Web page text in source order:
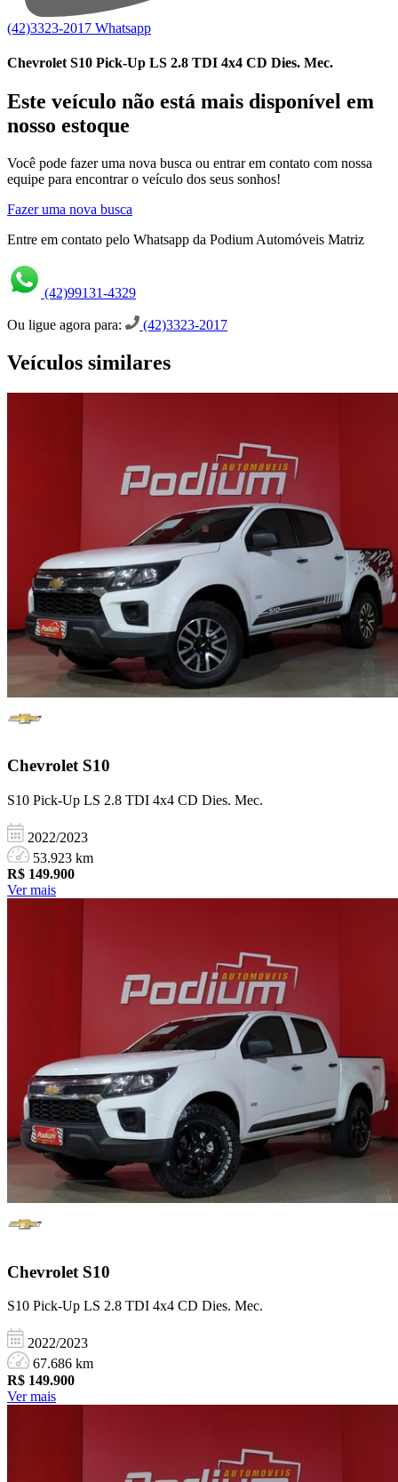
(42)3323-2017 Whatsapp
Chevrolet S10 Pick-Up LS 2.8 TDI 4x4 CD Dies. Mec.
Este veículo não está mais disponível em
nosso estoque
Você pode fazer uma nova busca ou entrar em contato com nossa
equipe para encontrar o veículo dos seus sonhos!
Fazer uma nova busca
Entre em contato pelo Whatsapp da Podium Automóveis Matriz
(42)99131-4329
Ou ligue agora para: (42)3323-2017
Veículos similares
Chevrolet S10
S10 Pick-Up LS 2.8 TDI 4x4 CD Dies. Mec.
2022/2023
53.923 km
R$ 149.900
Ver mais
Chevrolet S10
S10 Pick-Up LS 2.8 TDI 4x4 CD Dies. Mec.
2022/2023
67.686 km
R$ 149.900
Ver mais